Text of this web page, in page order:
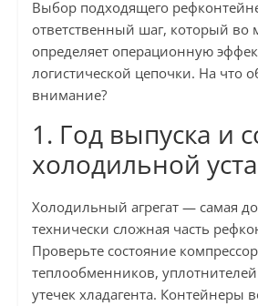
Выбор подходящего
ответственный шаг, который во
определяет операционную
логистической цепочки. На что
внимание?
1. Год выпуска и
холодильной
Холодильный агрегат — самая
технически сложная часть
Проверьте состояние
теплообменников,
утечек хладагента. Контейнеры